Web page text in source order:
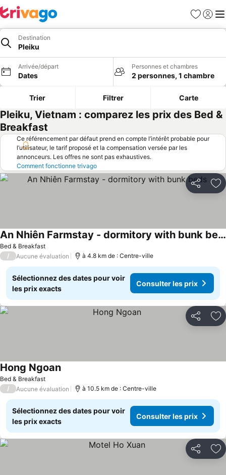
Favoris
Se
Destination
Pleiku
Arrivée/départ
Dates
Personnes et chambres
2 personnes, 1 chambre
Trier Filtrer Carte
Pleiku, Vietnam : comparez les prix des Bed &
Breakfast
Ce référencement par défaut prend en compte l’intérêt probable pour
l’utilisateur, le tarif proposé et la compensation versée par les
annonceurs. Les offres ne sont pas exhaustives.
Comment fonctionne trivago
Partager
Bed & Breakfast
An Nhiên Farmstay - dormitory with bunk beds
/ Aucune évaluation à 4.8 km de : Centre-ville
Sélectionnez des dates pour voir
les prix exacts
Consulter les prix
Partager
Bed & Breakfast
Hong Ngoan
/ Aucune évaluation à 10.5 km de : Centre-ville
Sélectionnez des dates pour voir
les prix exacts
Consulter les prix
Partager